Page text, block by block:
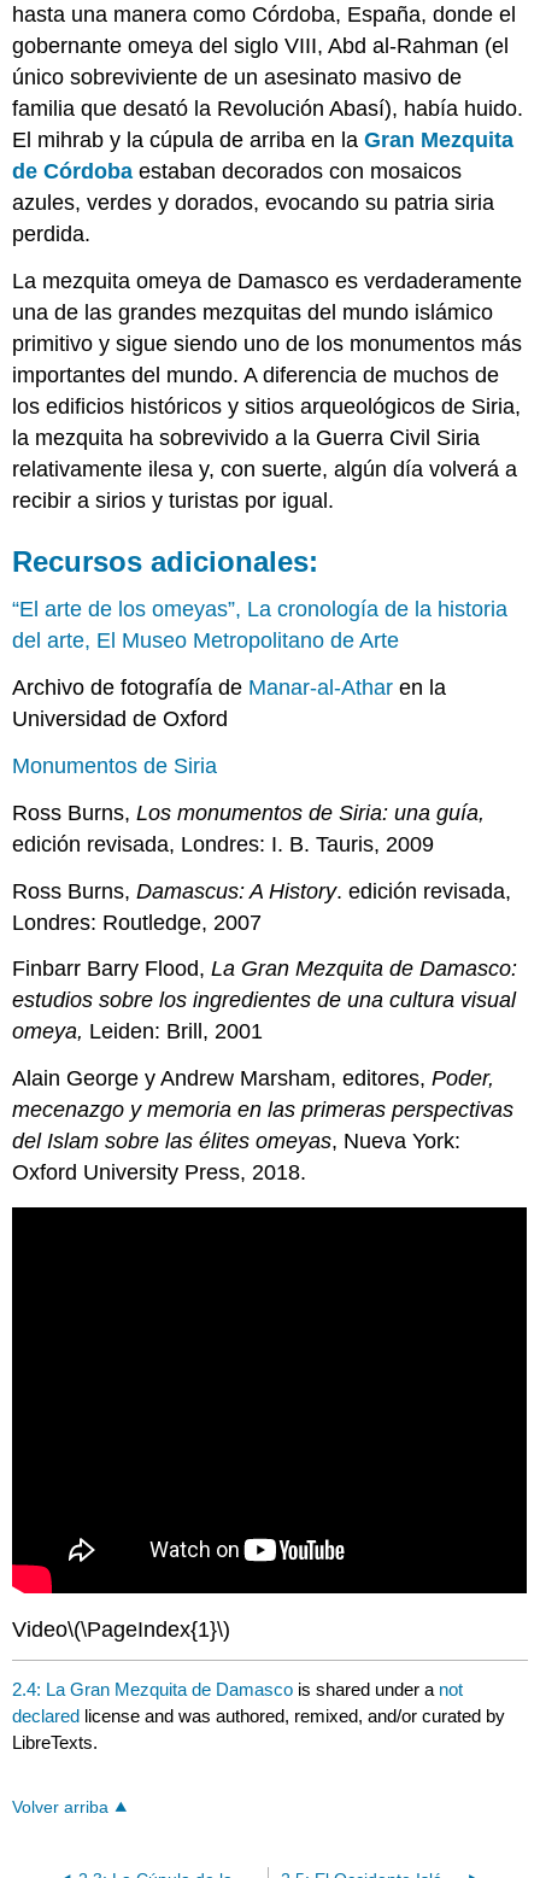
hasta una manera como Córdoba, España, donde el
gobernante omeya del siglo VIII, Abd al-Rahman (el
único sobreviviente de un asesinato masivo de
familia que desató la Revolución Abasí), había huido.
El mihrab y la cúpula de arriba en laGran Mezquita
de Córdoba estaban decorados con mosaicos
azules, verdes y dorados, evocando su patria siria
perdida.
La mezquita omeya de Damasco es verdaderamente
una de las grandes mezquitas del mundo islámico
primitivo y sigue siendo uno de los monumentos más
importantes del mundo. A diferencia de muchos de
los edificios históricos y sitios arqueológicos de Siria,
la mezquita ha sobrevivido a la Guerra Civil Siria
relativamente ilesa y, con suerte, algún día volverá a
recibir a sirios y turistas por igual.
Recursos adicionales:
“El arte de los omeyas”, La cronología de la historia
del arte, El Museo Metropolitano de Arte
Archivo de fotografía de Manar-al-Athar en la
Universidad de Oxford
Monumentos de Siria
Ross Burns,Los monumentos de Siria: una guía,
edición revisada, Londres: I. B. Tauris, 2009
Ross Burns,Damascus: A History. edición revisada,
Londres: Routledge, 2007
Finbarr Barry Flood,La Gran Mezquita de Damasco:
estudios sobre los ingredientes de una cultura visual
omeya, Leiden: Brill, 2001
Alain George y Andrew Marsham, editores,Poder,
mecenazgo y memoria en las primeras perspectivas
del Islam sobre las élites omeyas, Nueva York:
Oxford University Press, 2018.
Video\(\PageIndex{1}\)
2.4: La Gran Mezquita de Damasco is shared under a not
declared license and was authored, remixed, and/or curated by
LibreTexts.
Volver arriba